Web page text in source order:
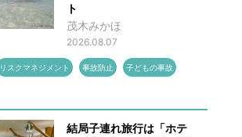
ト
茂木みかほ
2026.08.07
リスクマネジメント 事故防止 子どもの事故
結局子連れ旅行は「ホテ